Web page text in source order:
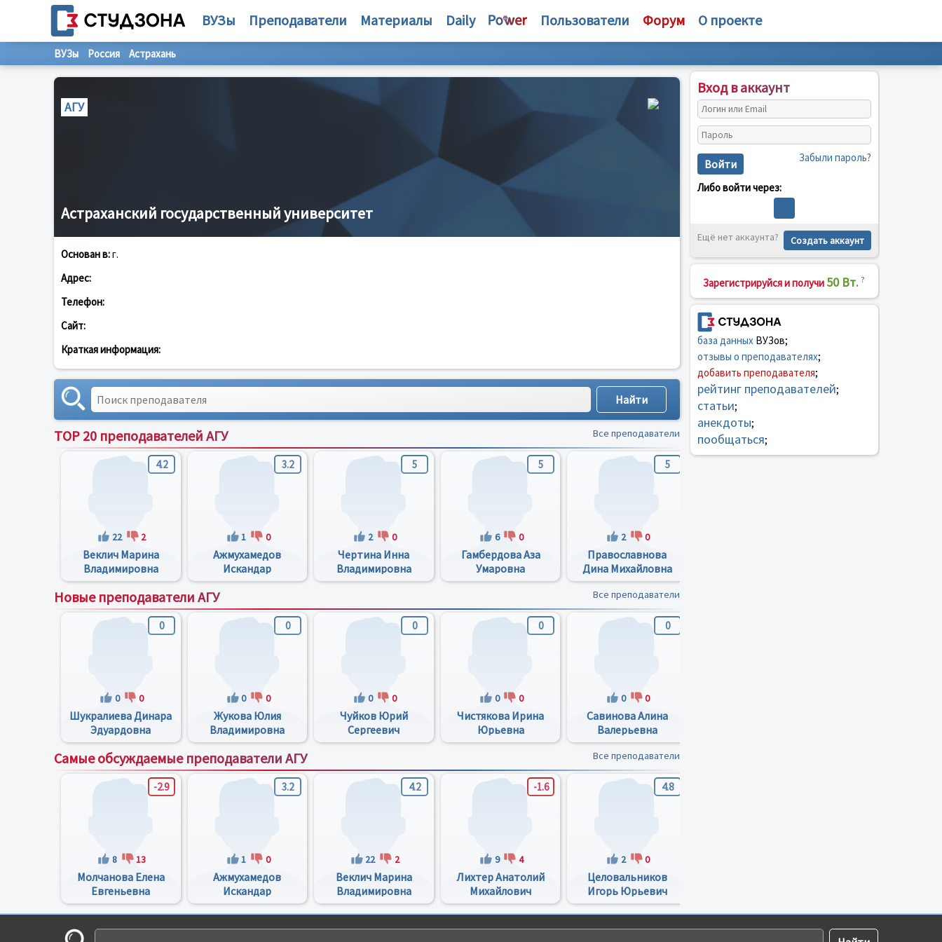
ВУЗы Преподаватели Материалы Daily Пользователи Форум О проекте
ВУЗы Россия Астрахань
АГУ
Астраханский государственный университет
Основан в:г.
Адрес:
Телефон:
Сайт:
Краткая информация:
TOP 20 преподавателей АГУ Все преподаватели
4.2
22 2
Веклич Марина
Владимировна
3.2
1 0
Ажмухамедов
Искандар
Маратович
5
2 0
Чертина Инна
Владимировна
5
6 0
Гамбердова Аза
Умаровна
5
2 0
Православнова
Дина Михайловна
Новые преподаватели АГУ Все преподаватели
0
0 0
Шукралиева Динара
Эдуардовна
0
0 0
Жукова Юлия
Владимировна
0
0 0
Чуйков Юрий
Сергеевич
0
0 0
Чистякова Ирина
Юрьевна
0
0 0
Савинова Алина
Валерьевна
Самые обсуждаемые преподаватели АГУ Все преподаватели
-2.9
8 13
Молчанова Елена
Евгеньевна
3.2
1 0
Ажмухамедов
Искандар
Маратович
4.2
22 2
Веклич Марина
Владимировна
-1.6
9 4
Лихтер Анатолий
Михайлович
4.8
2 0
Целовальников
Игорь Юрьевич
Вход в аккаунт
Войти Забыли пароль?
Либо войти через:
Ещё нет аккаунта? Создать аккаунт
Зарегистрируйся и получи 50 Вт. ?
база данныхВУЗов;
отзывы о преподавателях;
добавить преподавателя;
рейтинг преподавателей;
статьи;
анекдоты;
пообщаться;